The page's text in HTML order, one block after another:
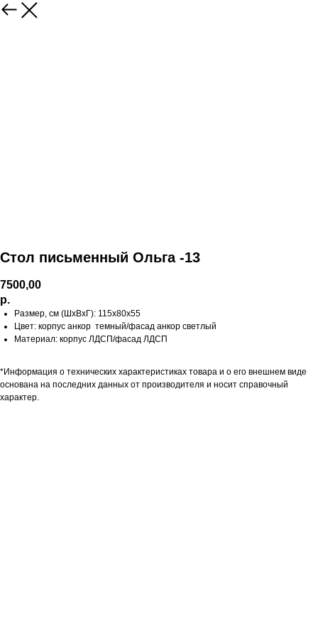
Стол письменный Ольга -13
7500,00
р.
Размер, см (ШхВхГ): 115х80х55
Цвет: корпус анкор темный/фасад анкор светлый
Материал: корпус ЛДСП/фасад ЛДСП
*Информация о технических характеристиках товара и о его внешнем виде
основана на последних данных от производителя и носит справочный
характер.